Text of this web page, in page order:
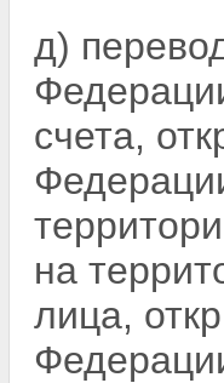
д)
счета,
на
лица,